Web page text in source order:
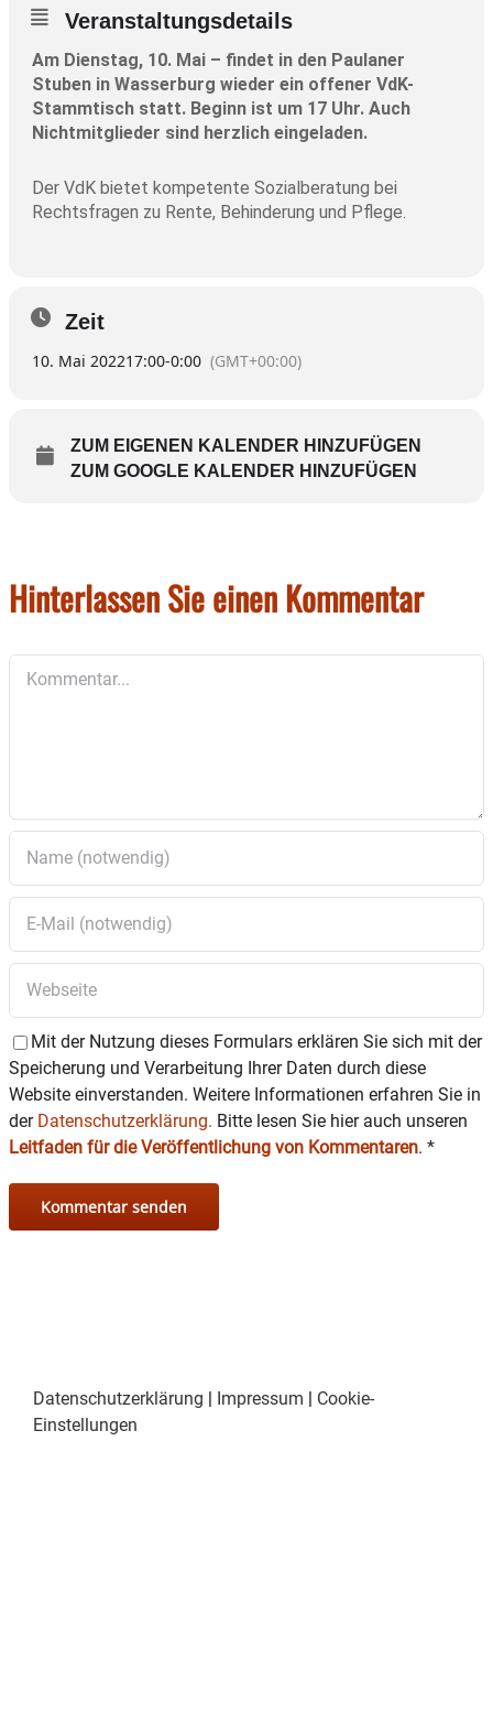
Veranstaltungsdetails
Am Dienstag, 10. Mai – findet in den Paulaner
Stuben in Wasserburg wieder ein offener VdK-
Stammtisch statt. Beginn ist um 17 Uhr. Auch
Nichtmitglieder sind herzlich eingeladen.
Der VdK bietet kompetente Sozialberatung bei
Rechtsfragen zu Rente, Behinderung und Pflege.
Zeit
10. Mai 202217:00-0:00 (GMT+00:00)
ZUM EIGENEN KALENDER HINZUFÜGEN
ZUM GOOGLE KALENDER HINZUFÜGEN
Hinterlassen Sie einen Kommentar
Mit der Nutzung dieses Formulars erklären Sie sich mit der
Speicherung und Verarbeitung Ihrer Daten durch diese
Website einverstanden. Weitere Informationen erfahren Sie in
der Datenschutzerklärung. Bitte lesen Sie hier auch unseren
Leitfaden für die Veröffentlichung von Kommentaren. *
Datenschutzerklärung | Impressum | Cookie-
Einstellungen